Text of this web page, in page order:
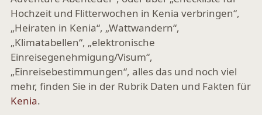
Hochzeit und Flitterwochen in Kenia verbringen“,
„Heiraten in Kenia“, „Wattwandern“,
„Klimatabellen“, „elektronische
Einreisegenehmigung/Visum“,
„Einreisebestimmungen“, alles das und noch viel
mehr, finden Sie in der Rubrik Daten und Fakten für
Kenia.